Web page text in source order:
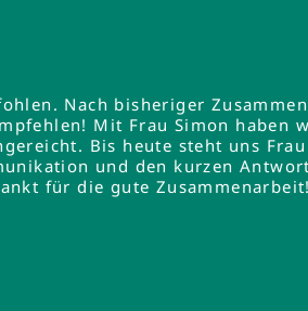
Nach bisheriger
Mit Frau Simon haben
Bis heute steht uns
und den kurzen
für die gute Zusammenarbeit!